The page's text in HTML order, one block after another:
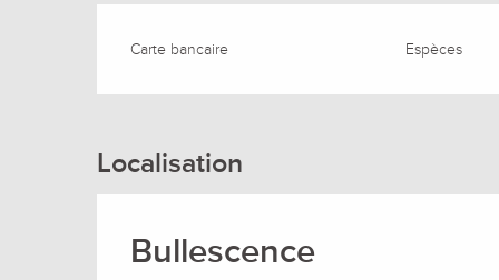
Carte bancaire Espèces
Localisation
Bullescence